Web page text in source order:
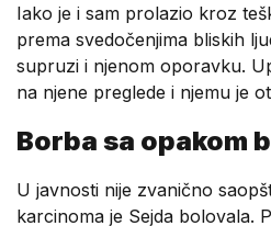
Iako je i sam prolazio kroz
prema svedočenjima bliskih
supruzi i njenom oporavku.
na njene preglede i njemu je
Borba sa opakom
U javnosti nije zvanično
karcinoma je Sejda bolovala.